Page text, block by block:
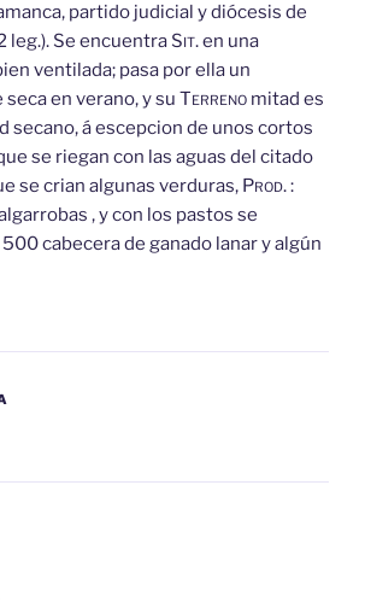
partido judicial y diócesis de
leg.). Se encuentra Sit.en una
ventilada; pasa por ella un
en verano, y su Terreno mitad es
secano, á escepcion de unos cortos
se riegan con las aguas del citado
se crian algunas verduras, Prod.:
, y con los pastos se
cabecera de ganado lanar y algún